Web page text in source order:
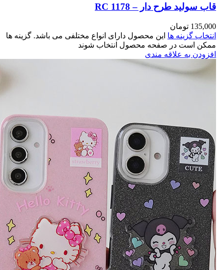
مختلفی می باشد. گزینه ها